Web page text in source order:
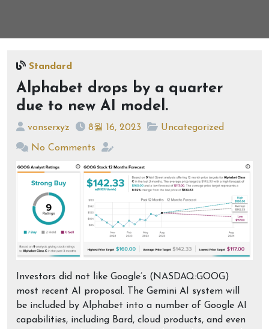
Standard
Alphabet drops by a quarter
due to new AI model.
vonserxyz 8월 16, 2023 Uncategorized
No Comments
Investors did not like Google’s (NASDAQ:GOOG)
most recent AI proposal. The Gemini AI system will
be included by Alphabet into a number of Google AI
capabilities, including Bard, cloud products, and even